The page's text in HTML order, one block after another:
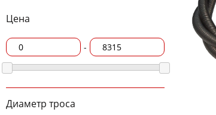
Цена
-
Диаметр троса